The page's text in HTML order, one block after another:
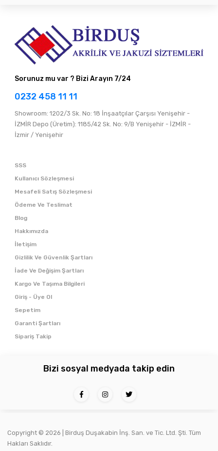
Sorunuz mu var ? Bizi Arayın 7/24
0232 458 11 11
Showroom: 1202/3 Sk. No: 18 İnşaatçılar Çarşısı Yenişehir -
İZMİR Depo (Üretim): 1185/42 Sk. No: 9/B Yenişehir - İZMİR -
İzmir / Yenişehir
SSS
Kullanıcı Sözleşmesi
Mesafeli Satış Sözleşmesi
Ödeme Ve Teslimat
Blog
Hakkımızda
İletişim
Gizlilik Ve Güvenlik Şartları
İade Ve Değişim Şartları
Kargo Ve Taşıma Bilgileri
Giriş - Üye Ol
Sepetim
Garanti Şartları
Sipariş Takip
Bizi sosyal medyada takip edin
Copyright © 2026 | Birduş Duşakabin İnş. San. ve Tic. Ltd. Şti. Tüm
Hakları Saklıdır.